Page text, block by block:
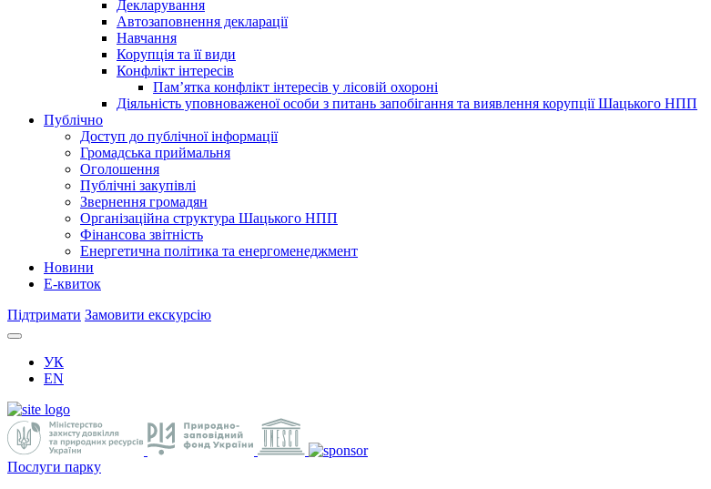
Декларування
Автозаповнення декларації
Навчання
Корупція та її види
Конфлікт інтересів
Пам’ятка конфлікт інтересів у лісовій охороні
Діяльність уповноваженої особи з питань запобігання та виявлення корупції Шацького НПП
Публічно
Доступ до публічної інформації
Громадська приймальня
Оголошення
Публічні закупівлі
Звернення громадян
Організаційна структура Шацького НПП
Фінансова звітність
Енергетична політика та енергоменеджмент
Новини
Е-квиток
Підтримати Замовити екскурсію
УК
EN
Послуги парку